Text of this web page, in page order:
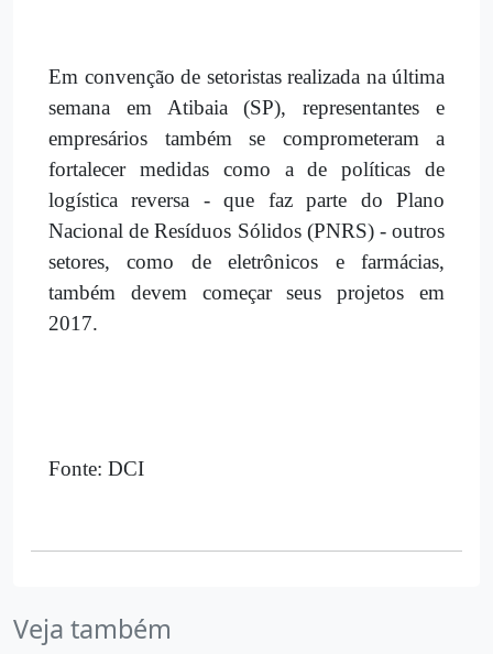
Em convenção de setoristas realizada na última
semana em Atibaia (SP), representantes e
empresários também se comprometeram a
fortalecer medidas como a de políticas de
logística reversa - que faz parte do Plano
Nacional de Resíduos Sólidos (PNRS) - outros
setores, como de eletrônicos e farmácias,
também devem começar seus projetos em
2017.
Fonte: DCI
Veja também